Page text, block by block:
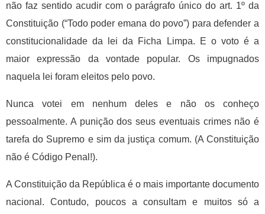
não faz sentido acudir com o parágrafo único do art. 1º da
Constituição (“Todo poder emana do povo”) para defender a
constitucionalidade da lei da Ficha Limpa. E o voto é a
maior expressão da vontade popular. Os impugnados
naquela lei foram eleitos pelo povo.
Nunca votei em nenhum deles e não os conheço
pessoalmente. A punição dos seus eventuais crimes não é
tarefa do Supremo e sim da justiça comum. (A Constituição
não é Código Penal!).
A Constituição da República é o mais importante documento
nacional. Contudo, poucos a consultam e muitos só a